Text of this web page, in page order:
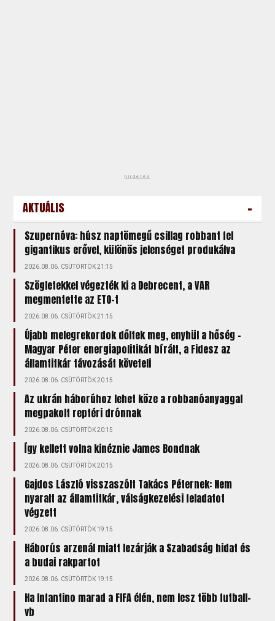
hirdetés
AKTUÁLIS -
Szupernóva: húsz naptömegű csillag robbant fel
gigantikus erővel, különös jelenséget produkálva
2026.08.06. CSÜTÖRTÖK 21:15
Szögletekkel végezték ki a Debrecent, a VAR
megmentette az ETO-t
2026.08.06. CSÜTÖRTÖK 21:15
Újabb melegrekordok dőltek meg, enyhül a hőség –
Magyar Péter energiapolitikát bírált, a Fidesz az
államtitkár távozását követeli
2026.08.06. CSÜTÖRTÖK 20:15
Az ukrán háborúhoz lehet köze a robbanóanyaggal
megpakolt reptéri drónnak
2026.08.06. CSÜTÖRTÖK 20:15
Így kellett volna kinéznie James Bondnak
2026.08.06. CSÜTÖRTÖK 20:15
Gajdos László visszaszólt Takács Péternek: Nem
nyaralt az államtitkár, válságkezelési feladatot
végzett
2026.08.06. CSÜTÖRTÖK 19:15
Háborús arzenál miatt lezárják a Szabadság hidat és
a budai rakpartot
2026.08.06. CSÜTÖRTÖK 19:15
Ha Infantino marad a FIFA élén, nem lesz több futball-
vb